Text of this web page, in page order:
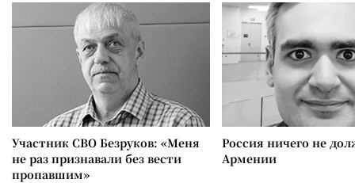
Участник СВО Безруков: «Меня
не раз признавали без вести
пропавшим»
Россия ничего не
Армении